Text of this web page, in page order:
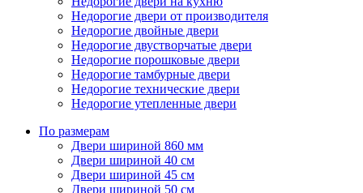
Недорогие двери от производителя
Недорогие двойные двери
Недорогие двустворчатые двери
Недорогие порошковые двери
Недорогие тамбурные двери
Недорогие технические двери
Недорогие утепленные двери
По размерам
Двери шириной 860 мм
Двери шириной 40 см
Двери шириной 45 см
Двери шириной 50 см